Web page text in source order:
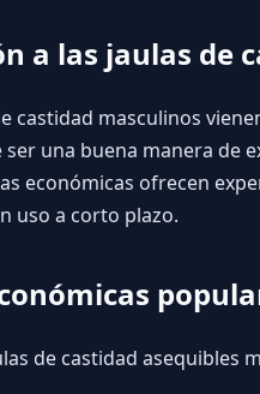
a las jaulas de
castidad masculinos
ser una buena manera de
económicas ofrecen
uso a corto plazo.
de castidad asequibles